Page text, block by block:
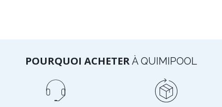
POURQUOI ACHETERÀ QUIMIPOOL